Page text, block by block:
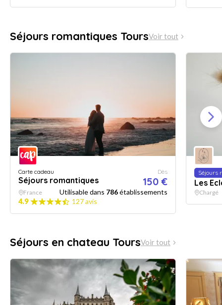
Séjours romantiques ToursVoir tout
Carte cadeau
Séjours romantiques
Dès
150 €
France Utilisable dans 786établissements
4.9
127 avis
Séjours
Les
Chargé
Séjours en chateau ToursVoir tout